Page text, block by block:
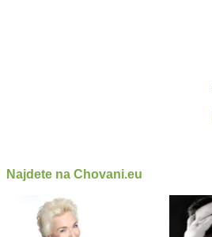
Najdete na Chovani.eu